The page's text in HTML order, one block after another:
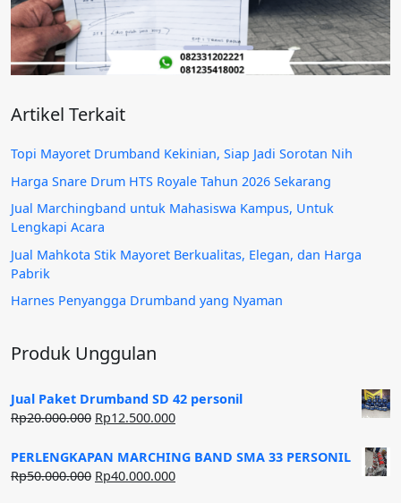
Artikel Terkait
Topi Mayoret Drumband Kekinian, Siap Jadi Sorotan Nih
Harga Snare Drum HTS Royale Tahun 2026 Sekarang
Jual Marchingband untuk Mahasiswa Kampus, Untuk
Lengkapi Acara
Jual Mahkota Stik Mayoret Berkualitas, Elegan, dan Harga
Pabrik
Harnes Penyangga Drumband yang Nyaman
Produk Unggulan
Jual Paket Drumband SD 42 personil
Rp20.000.000 Harga
adalah:
Rp20.000.000.
Rp12.500.000Harga
ini
adalah:
PERLENGKAPAN MARCHING BAND SMA 33 PERSONIL
Rp50.000.000 Harga
Rp40.000.000Harga